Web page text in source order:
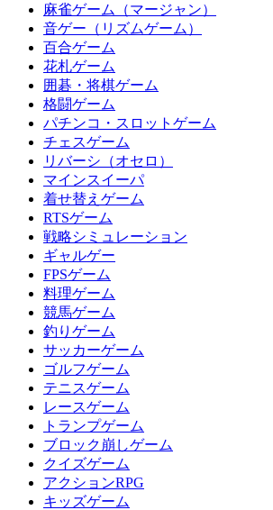
麻雀ゲーム（マージャン）
音ゲー（リズムゲーム）
百合ゲーム
花札ゲーム
囲碁・将棋ゲーム
格闘ゲーム
パチンコ・スロットゲーム
チェスゲーム
リバーシ（オセロ）
マインスイーパ
着せ替えゲーム
RTSゲーム
戦略シミュレーション
ギャルゲー
FPSゲーム
料理ゲーム
競馬ゲーム
釣りゲーム
サッカーゲーム
ゴルフゲーム
テニスゲーム
レースゲーム
トランプゲーム
ブロック崩しゲーム
クイズゲーム
アクションRPG
キッズゲーム